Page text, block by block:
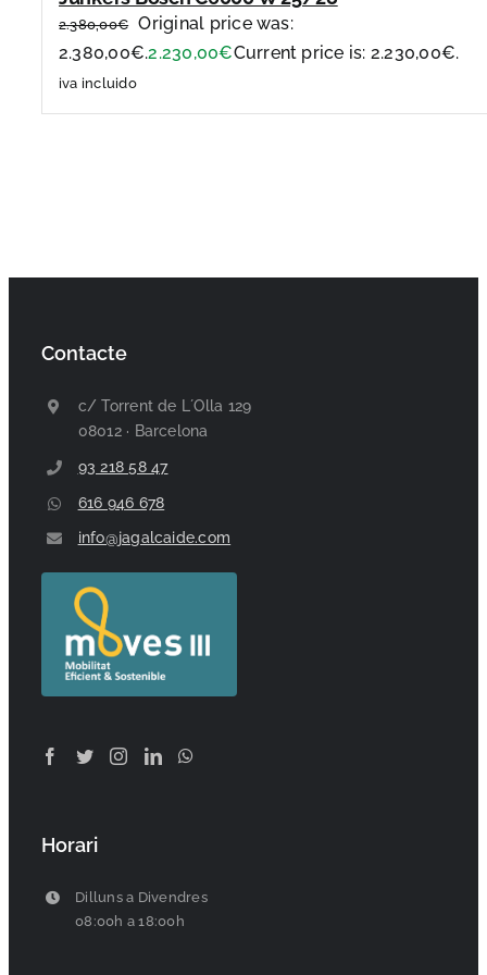
2.380,00€
Original price was:
2.380,00€.2.230,00€Current price is: 2.230,00€.
iva incluido
Contacte
c/ Torrent de L´Olla 129
08012 · Barcelona
93 218 58 47
616 946 678
info@jagalcaide.com
Horari
Dilluns a Divendres
08:00h a 18:00h